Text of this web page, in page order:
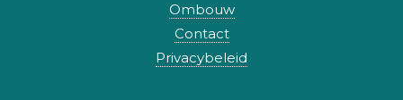
Ombouw
Contact
Privacybeleid